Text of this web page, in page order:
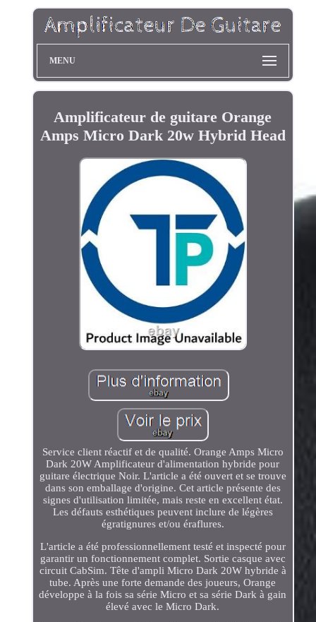
MENU
Amplificateur de guitare Orange
Amps Micro Dark 20w Hybrid Head
Service client réactif et de qualité. Orange Amps Micro
Dark 20W Amplificateur d'alimentation hybride pour
guitare électrique Noir. L'article a été ouvert et se trouve
dans son emballage d'origine. Cet article présente des
signes d'utilisation limitée, mais reste en excellent état.
Les défauts esthétiques peuvent inclure de légères
égratignures et/ou éraflures.
L'article a été professionnellement testé et inspecté pour
garantir un fonctionnement complet. Sortie casque avec
circuit CabSim. Tête d'ampli Micro Dark 20W hybride à
tube. Après une forte demande des joueurs, Orange
développe à la fois sa série Micro et sa série Dark à gain
élevé avec le Micro Dark.